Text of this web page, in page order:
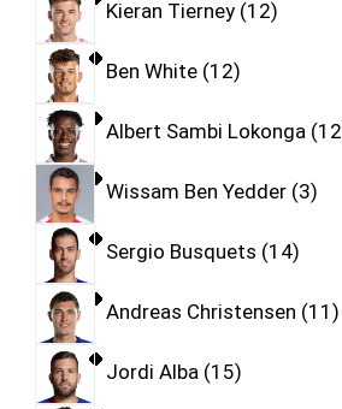
Kieran Tierney 12
Ben White 12
Albert Sambi Lokonga 12
Wissam Ben Yedder 3
Sergio Busquets 14
Andreas Christensen 11
Jordi Alba 15